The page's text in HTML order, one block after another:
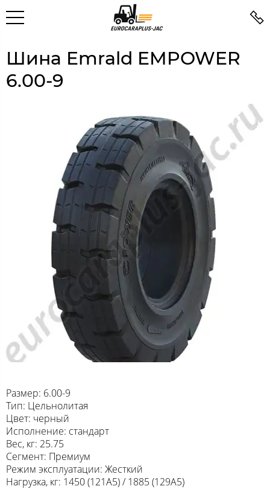
Шина Emrald EMPOWER
6.00-9
Размер: 6.00-9
Тип: Цельнолитая
Цвет: черный
Исполнение: стандарт
Вес, кг: 25.75
Сегмент: Премиум
Режим эксплуатации: Жесткий
Нагрузка, кг: 1450 (121A5) / 1885 (129A5)